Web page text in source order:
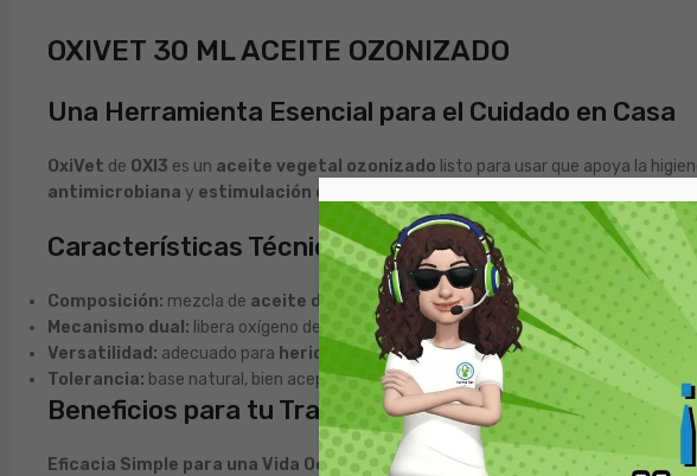
OXIVET 30 ML ACEITE OZONIZADO
Una Herramienta Esencial para el Cuidado en Casa
OxiVet de OXI3 es un aceite vegetal ozonizado listo para usar que apoya la
antimicrobiana y estimulación de la cicatrización
Características Técnicas y Funcionales
Composición: mezcla de aceite de girasoly aceite de olivasometidos a
Mecanismo dual: libera oxígeno de forma sostenida para reducir carga
Versatilidad: adecuado para heridas leves,dermatitis húmedas(hot spots),
Tolerancia: base natural, bien aceptado; apto para uso enperros, gatos y otras
Beneficios para tu Tranquilidad y el Bienestar de tu
Eficacia Simple para una Vida Ocupada:una capa fina que limpia, protege y